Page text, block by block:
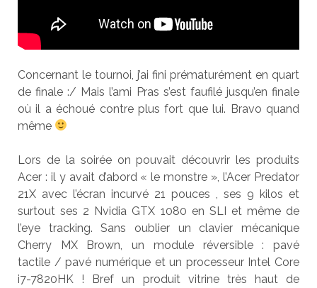
Concernant le tournoi, j’ai fini prématurément en quart
de finale :/ Mais l’ami Pras s’est faufilé jusqu’en finale
où il a échoué contre plus fort que lui. Bravo quand
même
Lors de la soirée on pouvait découvrir les produits
Acer : il y avait d’abord « le monstre », l’Acer Predator
21X avec l’écran incurvé 21 pouces , ses 9 kilos et
surtout ses 2 Nvidia GTX 1080 en SLI et même de
l’eye tracking. Sans oublier un clavier mécanique
Cherry MX Brown, un module réversible : pavé
tactile / pavé numérique et un processeur Intel Core
i7-7820HK ! Bref un produit vitrine très haut de